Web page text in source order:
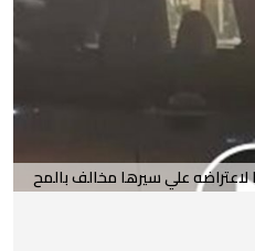
علي سيرها مخالف بالمح